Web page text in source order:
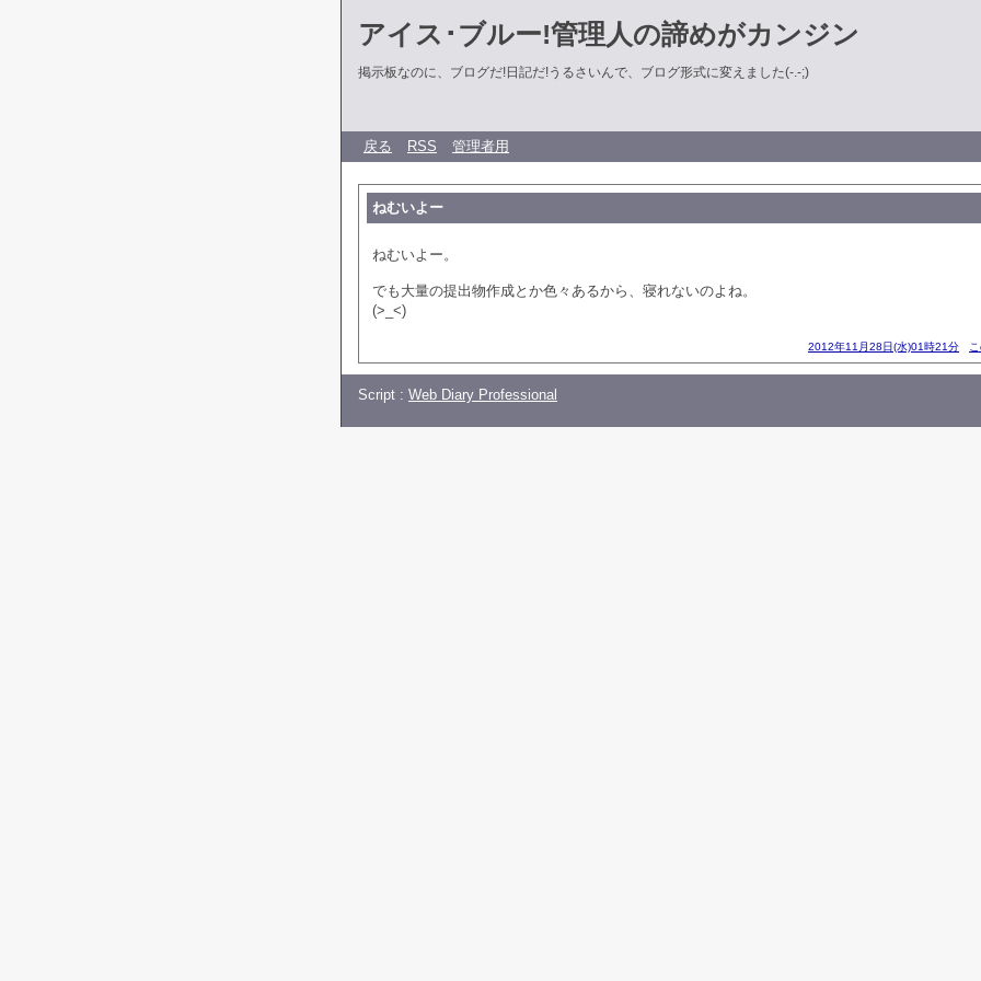
アイス･ブルー!管理人の諦めがカンジン
掲示板なのに、ブログだ!日記だ!うるさいんで、ブログ形式に変えました(-.-;)
戻る RSS 管理者用
ねむいよー
ねむいよー。
でも大量の提出物作成とか色々あるから、寝れないのよね。
(>_<)
2012年11月28日(水)01時21分
Script : Web Diary Professional